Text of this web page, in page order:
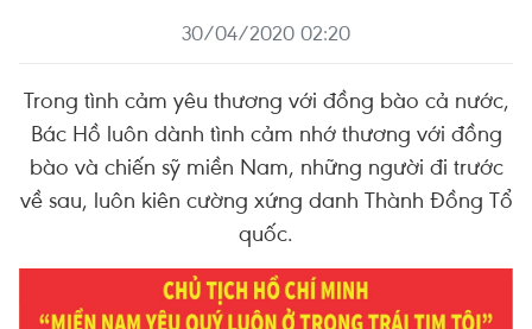
30/04/2020 02:20
Trong tình cảm yêu thương với đồng bào cả nước,
Bác Hồ luôn dành tình cảm nhớ thương với đồng
bào và chiến sỹ miền Nam, những người đi trước
về sau, luôn kiên cường xứng danh Thành Đồng Tổ
quốc.